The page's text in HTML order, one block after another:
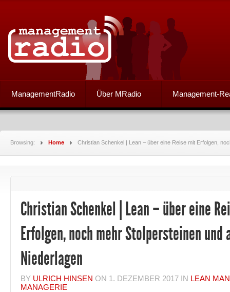
ManagementRadio Über MRadio Management-
Browsing: Home Christian Schenkel | Lean – über eine Reise mit Erfolgen,
Christian Schenkel | Lean – über eine
Erfolgen, noch mehr Stolpersteinen und
Niederlagen
BY ULRICH HINSEN ON 1. DEZEMBER 2017 IN LEAN
MANAGERIE